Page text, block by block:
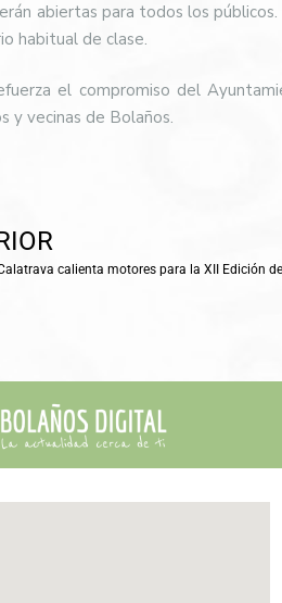
abiertas para todos los
habitual de clase.
el compromiso del
y vecinas de Bolaños.
calienta motores para la XII Edición